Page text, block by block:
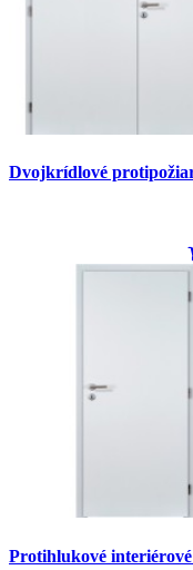
Dvojkrídlové
Protihlukové